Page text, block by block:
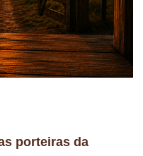
porteiras da